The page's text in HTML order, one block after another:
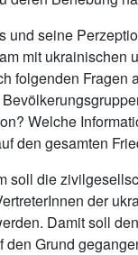
und seine
mit ukrainischen
folgenden Fragen
Welche
den gesamten
soll die
der
Damit soll
Grund